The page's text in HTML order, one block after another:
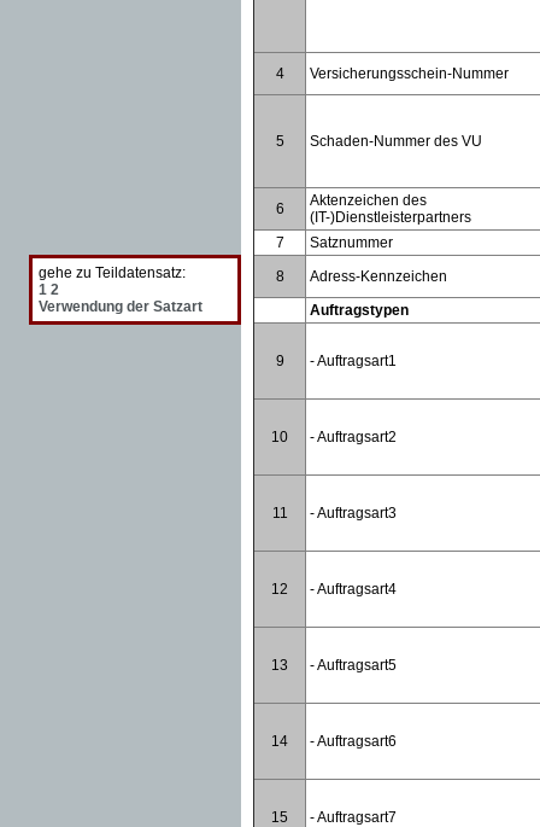
gehe zu Teildatensatz:
1 2
Verwendung der Satzart
4 Versicherungsschein-Nummer
5 Schaden-Nummer des VU
6
Aktenzeichen des
(IT-)Dienstleisterpartners
7
Satznummer
8
Adress-Kennzeichen
Auftragstypen
9 - Auftragsart1
10 - Auftragsart2
11 - Auftragsart3
12 - Auftragsart4
13 - Auftragsart5
14 - Auftragsart6
15 - Auftragsart7